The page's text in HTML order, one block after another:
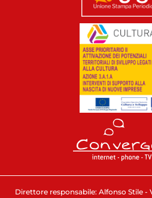
Direttore responsabile: Alfonso Stile -